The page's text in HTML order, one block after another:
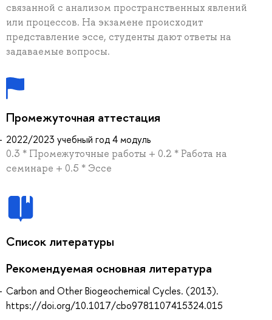
связанной с анализом пространственных явлений
или процессов. На экзамене происходит
представление эссе, студенты дают ответы на
задаваемые вопросы.
Промежуточная аттестация
2022/2023 учебный год 4 модуль
0.3 * Промежуточные работы + 0.2 * Работа на
семинаре + 0.5 * Эссе
Список литературы
Рекомендуемая основная литература
Carbon and Other Biogeochemical Cycles. (2013).
https://doi.org/10.1017/cbo9781107415324.015